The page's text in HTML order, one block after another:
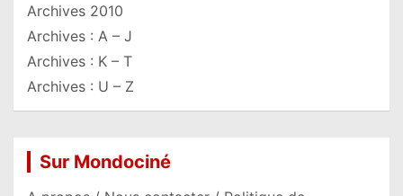
Archives 2010
Archives : A – J
Archives : K – T
Archives : U – Z
Sur Mondociné